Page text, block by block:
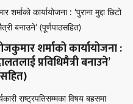
शर्माको कार्यायोजना :
प्रविधिमैत्री बनाउने’